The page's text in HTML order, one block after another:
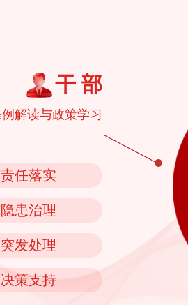
干 部
解读与政策学习
任落实
患治理
发处理
策支持